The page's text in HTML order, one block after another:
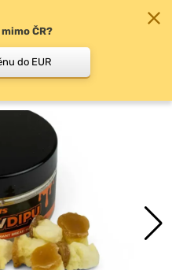
ČR?
do EUR